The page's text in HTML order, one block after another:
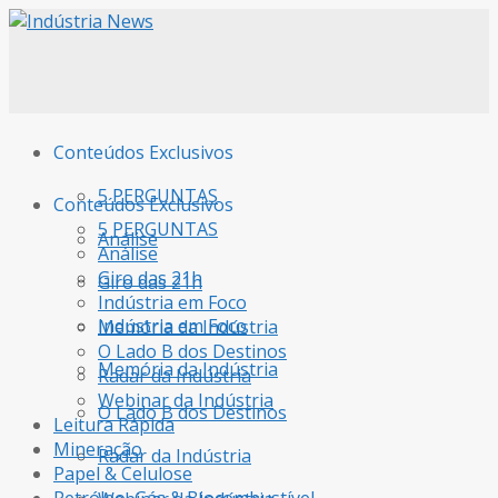
Conteúdos Exclusivos
5 PERGUNTAS
Análise
Giro das 21h
Indústria em Foco
Memória da Indústria
O Lado B dos Destinos
Radar da Indústria
Conteúdos Exclusivos
5 PERGUNTAS
Análise
Giro das 21h
Indústria em Foco
Memória da Indústria
O Lado B dos Destinos
Radar da Indústria
Webinar da Indústria
Leitura Rápida
Mineração
Papel & Celulose